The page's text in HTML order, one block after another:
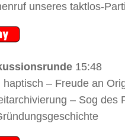
unseres taktlos-
15:48
haptisch – Freude an
– Sog des